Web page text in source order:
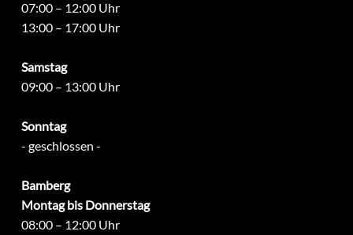
07:00 – 12:00 Uhr
13:00 – 17:00 Uhr
Samstag
09:00 – 13:00 Uhr
Sonntag
- geschlossen -
Bamberg
Montag bis Donnerstag
08:00 – 12:00 Uhr